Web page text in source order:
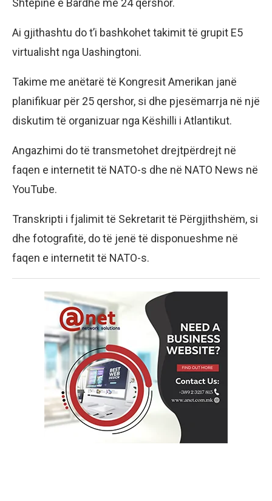
Ai gjithashtu do t’i bashkohet takimit të grupit E5
virtualisht nga Uashingtoni.
Takime me anëtarë të Kongresit Amerikan janë
planifikuar për 25 qershor, si dhe pjesëmarrja në një
diskutim të organizuar nga Këshilli i Atlantikut.
Angazhimi do të transmetohet drejtpërdrejt në
faqen e internetit të NATO-s dhe në NATO News në
YouTube.
Transkripti i fjalimit të Sekretarit të Përgjithshëm, si
dhe fotografitë, do të jenë të disponueshme në
faqen e internetit të NATO-s.